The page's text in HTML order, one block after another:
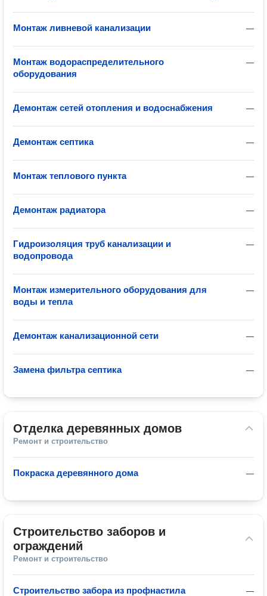
—
Монтаж ливневой канализации
—
Монтаж водораспределительного
оборудования
—
Демонтаж сетей отопления и водоснабжения
—
Демонтаж септика
—
Монтаж теплового пункта
—
Демонтаж радиатора
—
Гидроизоляция труб канализации и
водопровода
—
Монтаж измерительного оборудования для
воды и тепла
—
Демонтаж канализационной сети
—
Замена фильтра септика
Отделка деревянных домов
Ремонт и строительство
—
Покраска деревянного дома
Строительство заборов и
ограждений
Ремонт и строительство
—
Строительство забора из профнастила